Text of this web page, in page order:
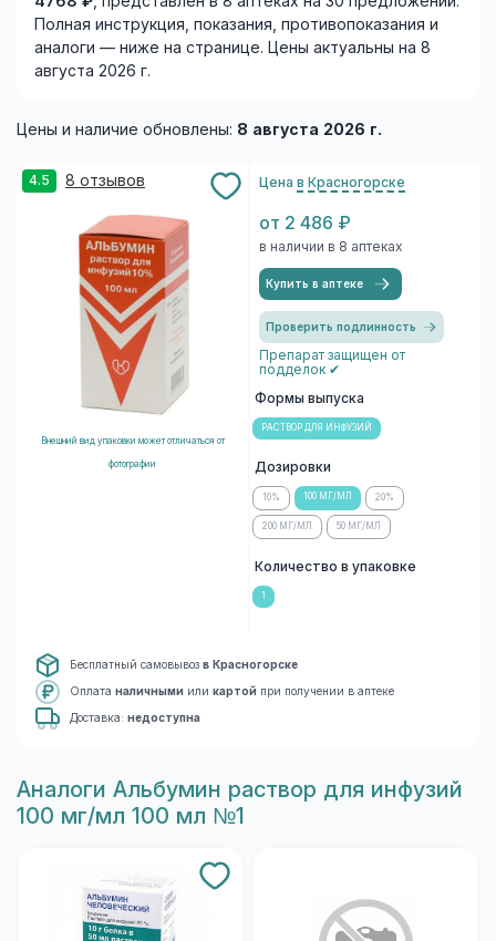
Полная инструкция, показания, противопоказания и
аналоги — ниже на странице. Цены актуальны на 8
августа 2026 г.
Цены и наличие обновлены: 8 августа 2026 г.
4.5 8 отзывов
Внешний вид упаковки может отличаться от
фотографии
Цена в Красногорске
от 2 486 ₽
в наличии в 8 аптеках
Купить в аптеке
Проверить подлинность
Препарат защищен от
подделок ✔
Формы выпуска
РАСТВОР ДЛЯ ИНФУЗИЙ
Дозировки
10% 100 МГ/МЛ 20%
200 МГ/МЛ 50 МГ/МЛ
Количество в упаковке
1
Бесплатный самовывоз в Красногорске
Оплата наличными или картой при получении в аптеке
Доставка: недоступна
Aналоги Альбумин раствор для инфузий
100 мг/мл 100 мл №1